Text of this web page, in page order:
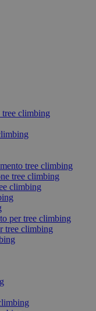
climbing
tree climbing
tree climbing
climbing
per tree climbing
tree climbing